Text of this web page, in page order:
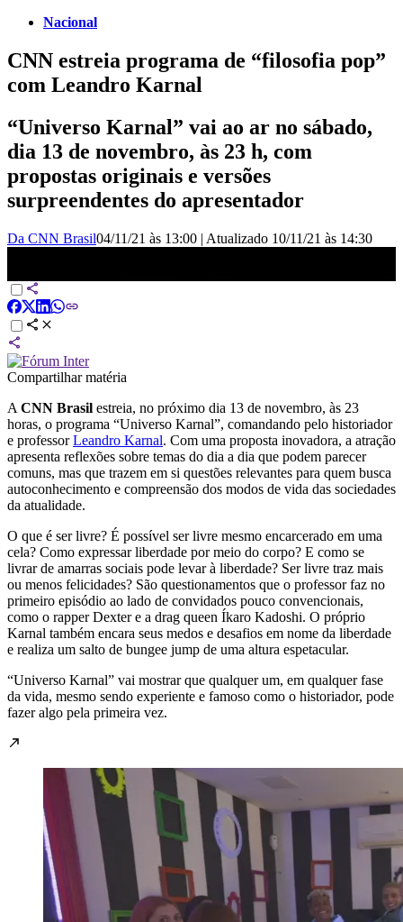
Nacional
CNN estreia programa de “filosofia pop”
com Leandro Karnal
“Universo Karnal” vai ao ar no sábado,
dia 13 de novembro, às 23 h, com
propostas originais e versões
surpreendentes do apresentador
Da CNN Brasil04/11/21 às 13:00 | Atualizado 10/11/21 às 14:30
Compartilhar matéria
A CNN Brasil estreia, no próximo dia 13 de novembro, às 23
horas, o programa “Universo Karnal”, comandando pelo historiador
e professorLeandro Karnal. Com uma proposta inovadora, a atração
apresenta reflexões sobre temas do dia a dia que podem parecer
comuns, mas que trazem em si questões relevantes para quem busca
autoconhecimento e compreensão dos modos de vida das sociedades
da atualidade.
O que é ser livre? É possível ser livre mesmo encarcerado em uma
cela? Como expressar liberdade por meio do corpo? E como se
livrar de amarras sociais pode levar à liberdade? Ser livre traz mais
ou menos felicidades? São questionamentos que o professor faz no
primeiro episódio ao lado de convidados pouco convencionais,
como o rapper Dexter e a drag queen Íkaro Kadoshi. O próprio
Karnal também encara seus medos e desafios em nome da liberdade
e realiza um salto de bungee jump de uma altura espetacular.
“Universo Karnal” vai mostrar que qualquer um, em qualquer fase
da vida, mesmo sendo experiente e famoso como o historiador, pode
fazer algo pela primeira vez.